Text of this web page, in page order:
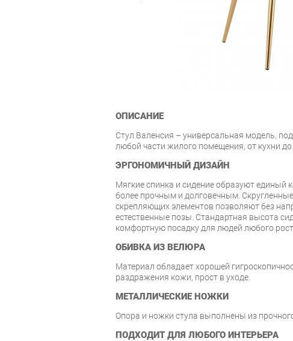
ОПИСАНИЕ
Стул Валенсия – универсальная модель,
любой части жилого помещения, от кухни до
ЭРГОНОМИЧНЫЙ ДИЗАЙН
Мягкие спинка и сидение образуют единый
более прочным и долговечным. Скругленные
скрепляющих элементов позволяют без
естественные позы. Стандартная высота
комфортную посадку для людей любого
ОБИВКА ИЗ ВЕЛЮРА
Материал обладает хорошей
раздражения кожи, прост в уходе.
МЕТАЛЛИЧЕСКИЕ НОЖКИ
Опора и ножки стула выполнены из
ПОДХОДИТ ДЛЯ ЛЮБОГО ИНТЕРЬЕРА